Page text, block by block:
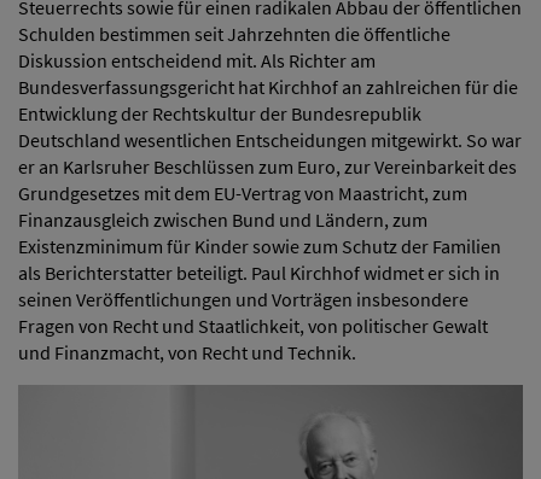
Steuerrechts sowie für einen radikalen Abbau der öffentlichen
Schulden bestimmen seit Jahrzehnten die öffentliche
Diskussion entscheidend mit. Als Richter am
Bundesverfassungsgericht hat Kirchhof an zahlreichen für die
Entwicklung der Rechtskultur der Bundesrepublik
Deutschland wesentlichen Entscheidungen mitgewirkt. So war
er an Karlsruher Beschlüssen zum Euro, zur Vereinbarkeit des
Grundgesetzes mit dem EU-Vertrag von Maastricht, zum
Finanzausgleich zwischen Bund und Ländern, zum
Existenzminimum für Kinder sowie zum Schutz der Familien
als Berichterstatter beteiligt. Paul Kirchhof widmet er sich in
seinen Veröffentlichungen und Vorträgen insbesondere
Fragen von Recht und Staatlichkeit, von politischer Gewalt
und Finanzmacht, von Recht und Technik.